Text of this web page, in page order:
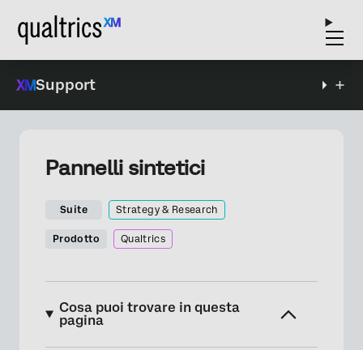
Support
Pannelli sintetici
Suite Strategy & Research
Prodotto Qualtrics
Cosa puoi trovare in questa
pagina